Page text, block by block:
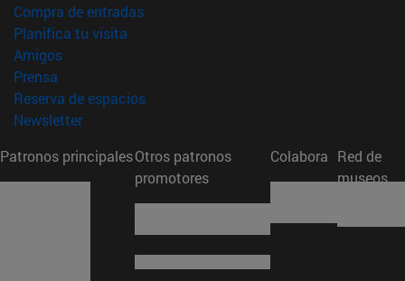
Compra de entradas(abre en nueva ventana)
Planifica tu visita
Amigos(abre en nueva ventana)
Prensa
Reserva de espacios(abre en nueva ventana)
Newsletter(abre en nueva ventana)
Patronos principalesOtros patronos
promotores
Colabora Red de
museos